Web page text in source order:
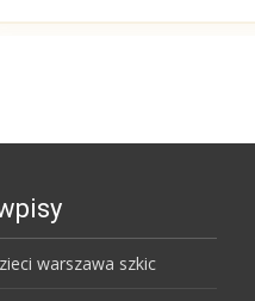
warszawa szkic